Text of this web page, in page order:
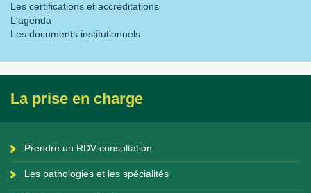
Les certifications et accréditations
L'agenda
Les documents institutionnels
La prise en charge
Prendre un RDV-consultation
Les pathologies et les spécialités